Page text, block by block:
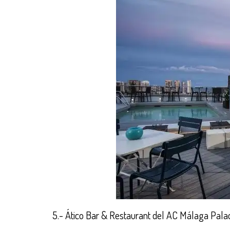
5.- Ático Bar & Restaurant del AC Málaga